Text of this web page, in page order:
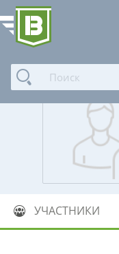
УЧАСТНИКИ